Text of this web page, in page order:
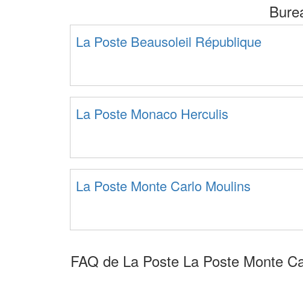
La Poste Beausoleil République
La Poste Monaco Herculis
La Poste Monte Carlo Moulins
FAQ de La Poste La Poste Monte